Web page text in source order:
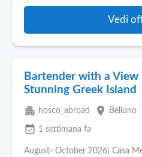
Vedi
Bartender with a View
Stunning Greek Island
apartment hosco_abroad place Belluno
event_available 1 settimana fa
August- October 2026) Casa